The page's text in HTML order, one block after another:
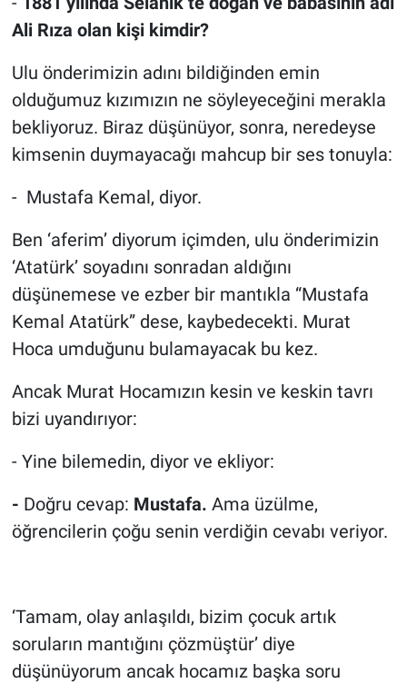
Ali Rıza olan kişi kimdir?
Ulu önderimizin adını bildiğinden emin
olduğumuz kızımızın ne söyleyeceğini merakla
bekliyoruz. Biraz düşünüyor, sonra, neredeyse
kimsenin duymayacağı mahcup bir ses tonuyla:
- Mustafa Kemal, diyor.
Ben ‘aferim’ diyorum içimden, ulu önderimizin
‘Atatürk’ soyadını sonradan aldığını
düşünemese ve ezber bir mantıkla “Mustafa
Kemal Atatürk” dese, kaybedecekti. Murat
Hoca umduğunu bulamayacak bu kez.
Ancak Murat Hocamızın kesin ve keskin tavrı
bizi uyandırıyor:
- Yine bilemedin, diyor ve ekliyor:
- Doğru cevap: Mustafa. Ama üzülme,
öğrencilerin çoğu senin verdiğin cevabı veriyor.
‘Tamam, olay anlaşıldı, bizim çocuk artık
soruların mantığını çözmüştür’ diye
düşünüyorum ancak hocamız başka soru